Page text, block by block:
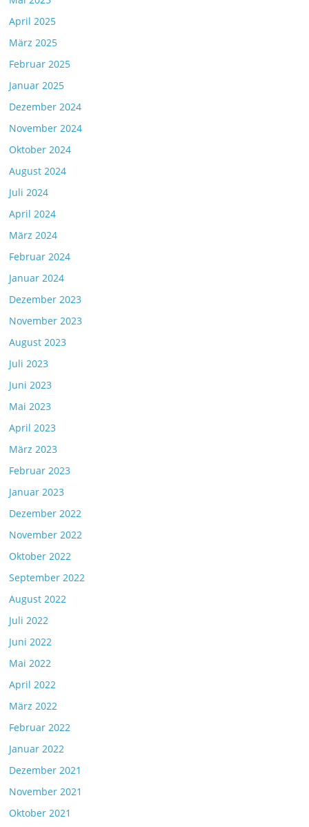
April 2025
März 2025
Februar 2025
Januar 2025
Dezember 2024
November 2024
Oktober 2024
August 2024
Juli 2024
April 2024
März 2024
Februar 2024
Januar 2024
Dezember 2023
November 2023
August 2023
Juli 2023
Juni 2023
Mai 2023
April 2023
März 2023
Februar 2023
Januar 2023
Dezember 2022
November 2022
Oktober 2022
September 2022
August 2022
Juli 2022
Juni 2022
Mai 2022
April 2022
März 2022
Februar 2022
Januar 2022
Dezember 2021
November 2021
Oktober 2021